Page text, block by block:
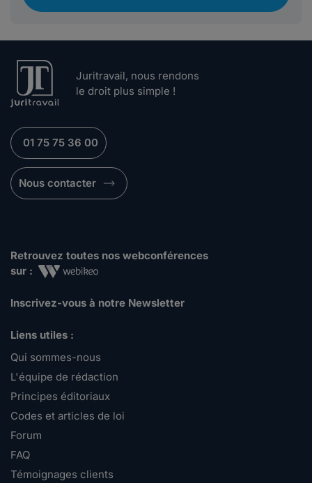
Juritravail, nous rendons
le droit plus simple !
01 75 75 36 00
Nous contacter
Retrouvez toutes nos webconférences
sur :
Inscrivez-vous à notre Newsletter
Liens utiles :
Qui sommes-nous
L'équipe de rédaction
Principes éditoriaux
Codes et articles de loi
Forum
FAQ
Témoignages clients